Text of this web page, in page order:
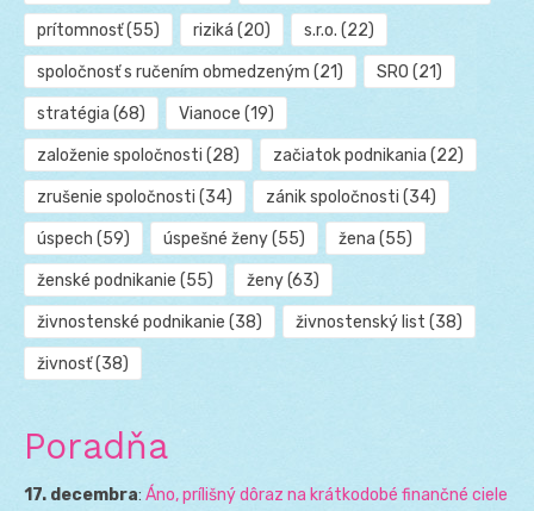
prítomnosť(55) riziká (20) s.r.o. (22)
spoločnosť s ručením obmedzeným (21) SRO (21)
stratégia (68) Vianoce (19)
založenie spoločnosti (28) začiatok podnikania (22)
zrušenie spoločnosti (34) zánik spoločnosti (34)
úspech (59) úspešné ženy(55) žena (55)
ženské podnikanie (55) ženy(63)
živnostenské podnikanie (38) živnostenský list (38)
živnosť(38)
Poradňa
17. decembra: Áno, prílišný dôraz na krátkodobé finančné ciele